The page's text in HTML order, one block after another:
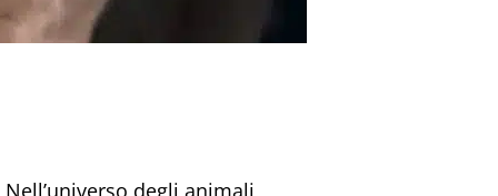
Nell’universo degli animali